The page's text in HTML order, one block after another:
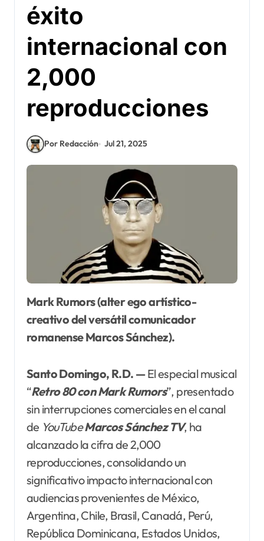
éxito
internacional con
2,000
reproducciones
Por Redacción Jul 21, 2025
Mark Rumors (alter ego artístico-
creativo del versátil comunicador
romanense Marcos Sánchez).
Santo Domingo, R.D. —El especial musical
“Retro 80 con Mark Rumors”, presentado
sin interrupciones comerciales en el canal
de YouTubeMarcos Sánchez TV, ha
alcanzado la cifra de 2,000
reproducciones, consolidando un
significativo impacto internacional con
audiencias provenientes de México,
Argentina, Chile, Brasil, Canadá, Perú,
República Dominicana, Estados Unidos,